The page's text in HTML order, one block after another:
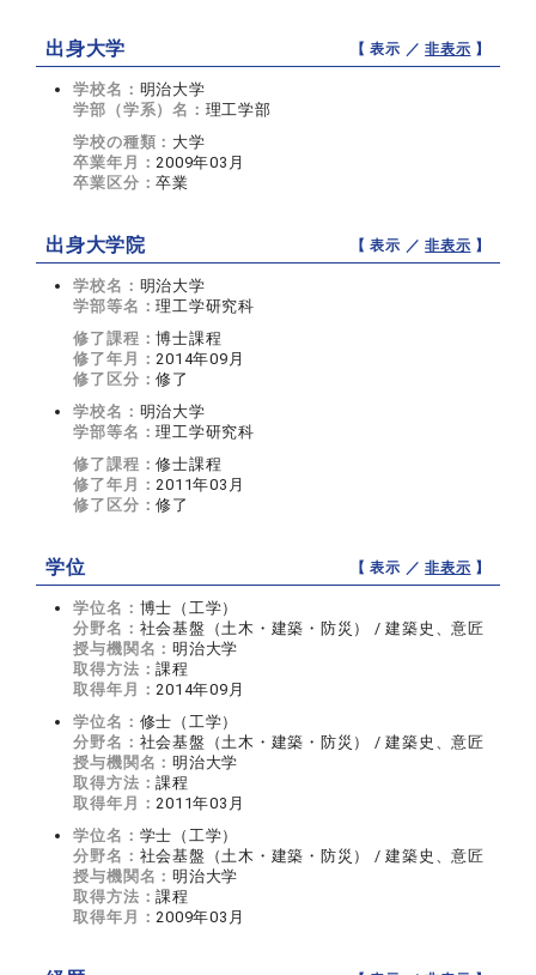
出身大学 【 表示 ／非表示 】
学校名： 明治大学
学部（学系）名： 理工学部
学校の種類： 大学
卒業年月：2009年03月
卒業区分：卒業
出身大学院 【 表示 ／非表示 】
学校名： 明治大学
学部等名：理工学研究科
修了課程：博士課程
修了年月：2014年09月
修了区分：修了
学校名： 明治大学
学部等名：理工学研究科
修了課程：修士課程
修了年月：2011年03月
修了区分：修了
学位 【 表示 ／非表示 】
学位名： 博士（工学）
分野名： 社会基盤（土木・建築・防災） / 建築史、意匠
授与機関名：明治大学
取得方法：課程
取得年月：2014年09月
学位名： 修士（工学）
分野名： 社会基盤（土木・建築・防災） / 建築史、意匠
授与機関名：明治大学
取得方法：課程
取得年月：2011年03月
学位名： 学士（工学）
分野名： 社会基盤（土木・建築・防災） / 建築史、意匠
授与機関名：明治大学
取得方法：課程
取得年月：2009年03月